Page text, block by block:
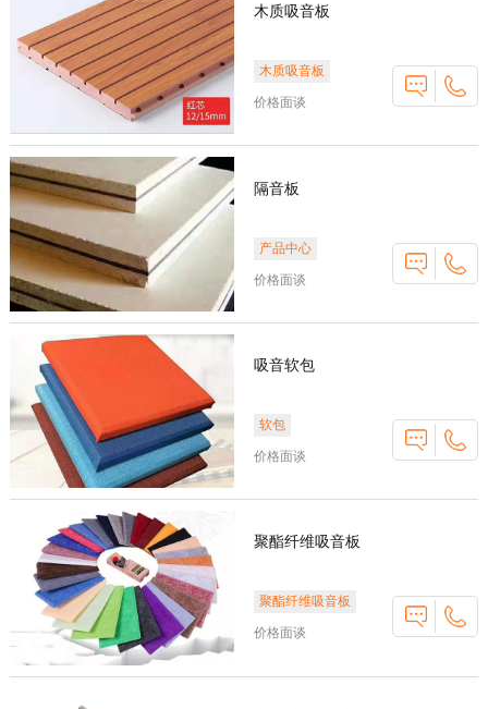
木质吸音板
木质吸音板
价格面谈
隔音板
产品中心
价格面谈
吸音软包
软包
价格面谈
聚酯纤维吸音板
聚酯纤维吸音板
价格面谈